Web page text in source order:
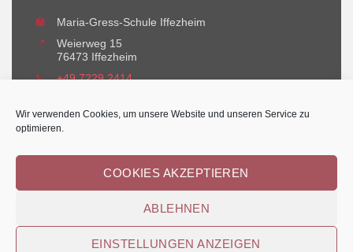
Wir verwenden Cookies, um unsere Website und unseren Service zu
optimieren.
COOKIES AKZEPTIEREN
ABLEHNEN
EINSTELLUNGEN ANZEIGEN
🏫
Maria-Gress-Schule Iffezheim
📍
Weierweg 15
76473 Iffezheim
📞
+49 7229 2414
© Maria-Gress-Schule Iffezheim